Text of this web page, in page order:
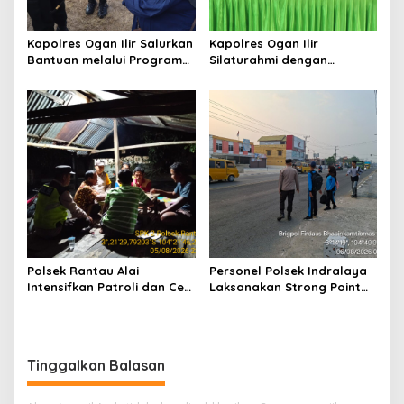
Kapolres Ogan Ilir Salurkan
Bantuan melalui Program
Kepedulian kepada
Masyarakat Desa Parit
Kapolres Ogan Ilir
Silaturahmi dengan
Utara, Perkuat Sinergi
Kamtibmas dan Antisipasi
Karhutla
Polsek Rantau Alai
Intensifkan Patroli dan Cek
Personel Polsek Indralaya
Laksanakan Strong Point
Tinggalkan Balasan